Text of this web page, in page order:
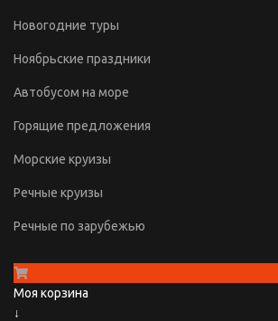
Новогодние туры
Ноябрьские праздники
Автобусом на море
Горящие предложения
Морские круизы
Речные круизы
Речные по зарубежью
Моя корзина
↓